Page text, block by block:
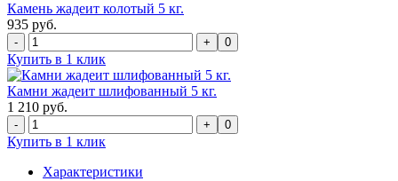
Камень жадеит колотый 5 кг.
935 руб.
0
Купить в 1 клик
Камни жадеит шлифованный 5 кг.
1 210 руб.
0
Купить в 1 клик
Характеристики